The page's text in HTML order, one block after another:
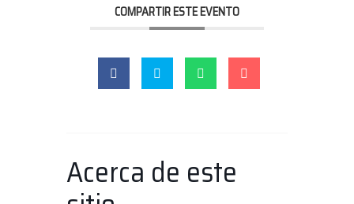
COMPARTIR ESTE EVENTO
Acerca de este